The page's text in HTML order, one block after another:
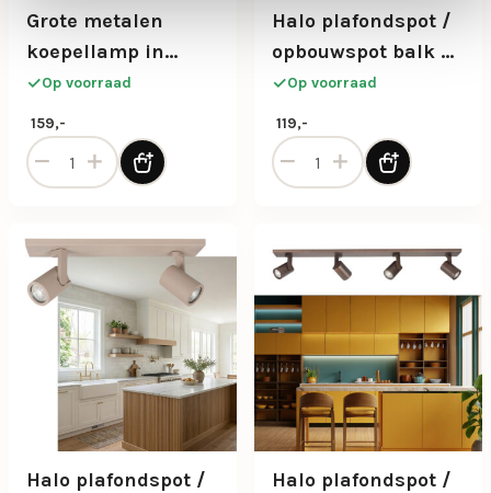
Grote metalen
koepellamp in
brons kleur
Op voorraad
159,-
Grote metalen koepellamp in brons kleur aantal
Halo plafondspot /
opbouwspot balk 2-
lichts bruin
Op voorraad
119,-
Halo plafondspot /
Halo plafondspot /
Halo plafondspot /